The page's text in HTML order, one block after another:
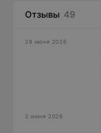
Отзывы 49
28 июня 2026
2 июня 2026